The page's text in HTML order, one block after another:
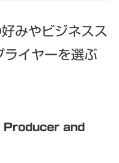
みやビジネスス
ライヤーを選ぶ
Producer and